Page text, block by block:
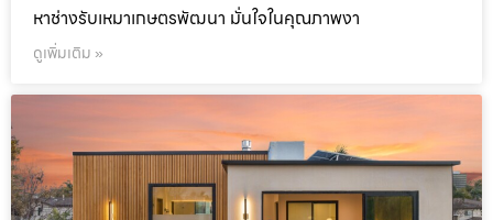
หาช่างรับเหมาเกษตรพัฒนา มั่นใจในคุณภาพงา
ดูเพิ่มเติม »